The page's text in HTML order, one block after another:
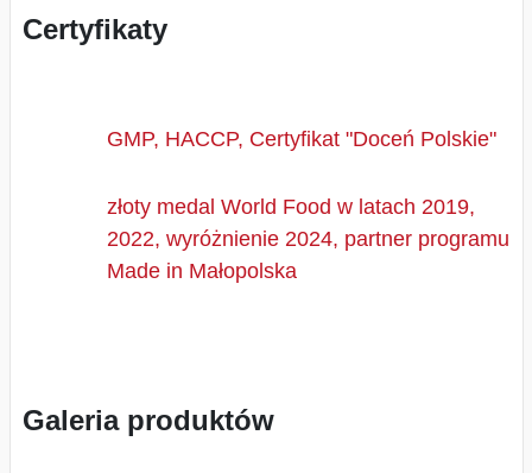
Certyfikaty
GMP, HACCP, Certyfikat "Doceń Polskie"
złoty medal World Food w latach 2019,
2022, wyróżnienie 2024, partner programu
Made in Małopolska
Galeria produktów